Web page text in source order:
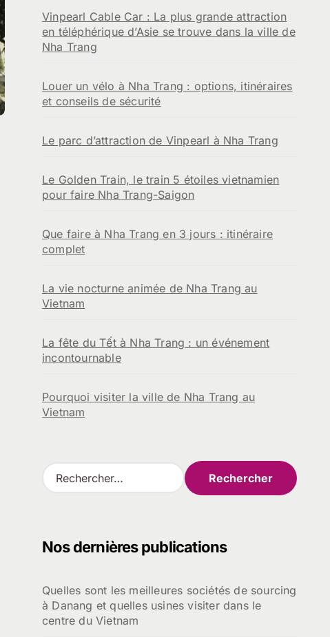
Vinpearl Cable Car : La plus grande attraction
en téléphérique d’Asie se trouve dans la ville de
Nha Trang
Louer un vélo à Nha Trang : options, itinéraires
et conseils de sécurité
Le parc d’attraction de Vinpearl à Nha Trang
Le Golden Train, le train 5 étoiles vietnamien
pour faire Nha Trang-Saigon
Que faire à Nha Trang en 3 jours : itinéraire
complet
La vie nocturne animée de Nha Trang au
Vietnam
La fête du Tết à Nha Trang : un événement
incontournable
Pourquoi visiter la ville de Nha Trang au
Vietnam
R
e
r
e
r
Nos dernières publications
Quelles sont les meilleures sociétés de sourcing
à Danang et quelles usines visiter dans le
centre du Vietnam